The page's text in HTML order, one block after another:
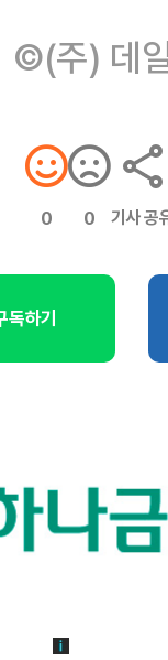
©(주) 데
0 0 기사 공
독하기